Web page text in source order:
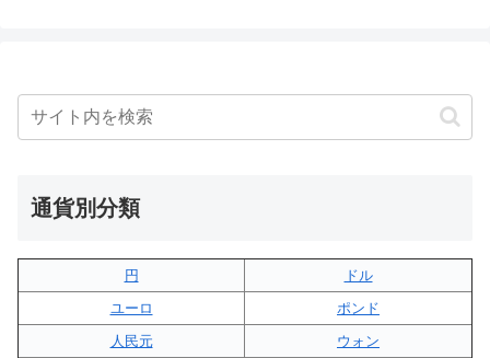
通貨別分類
円
ドル
ユーロ
ポンド
人民元
ウォン